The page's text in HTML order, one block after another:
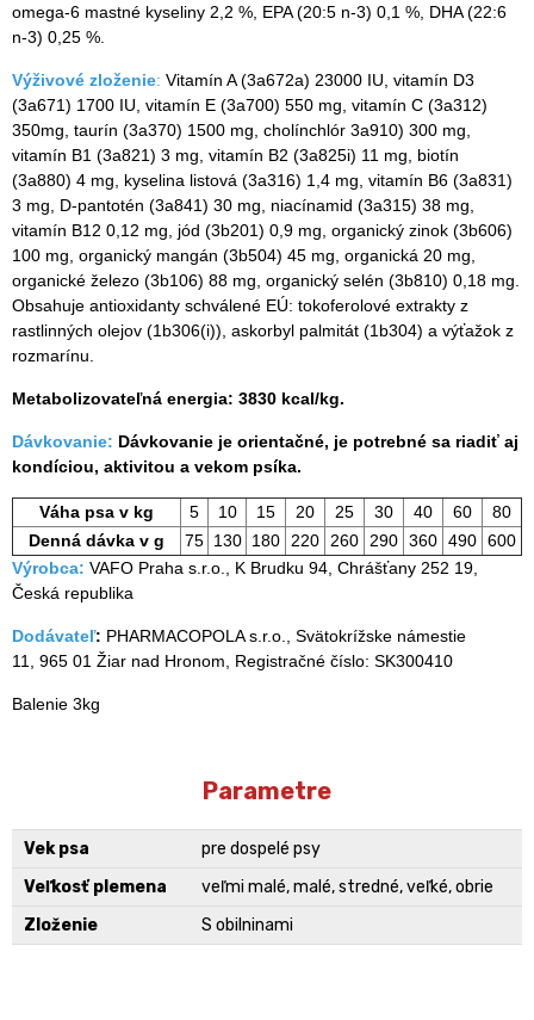
omega-6 mastné kyseliny 2,2 %, EPA (20:5 n-3) 0,1 %, DHA (22:6
n-3) 0,25 %.
Výživové zloženie: Vitamín A (3a672a) 23000 IU, vitamín D3
(3a671) 1700 IU, vitamín E (3a700) 550 mg, vitamín C (3a312)
350mg, taurín (3a370) 1500 mg, cholínchlór 3a910) 300 mg,
vitamín B1 (3a821) 3 mg, vitamín B2 (3a825i) 11 mg, biotín
(3a880) 4 mg, kyselina listová (3a316) 1,4 mg, vitamín B6 (3a831)
3 mg, D-pantotén (3a841) 30 mg, niacínamid (3a315) 38 mg,
vitamín B12 0,12 mg, jód (3b201) 0,9 mg, organický zinok (3b606)
100 mg, organický mangán (3b504) 45 mg, organická 20 mg,
organické železo (3b106) 88 mg, organický selén (3b810) 0,18 mg.
Obsahuje antioxidanty schválené EÚ: tokoferolové extrakty z
rastlinných olejov (1b306(i)), askorbyl palmitát (1b304) a výťažok z
rozmarínu.
Metabolizovateľná energia: 3830 kcal/kg.
Dávkovanie: Dávkovanie je orientačné, je potrebné sa riadiť aj
kondíciou, aktivitou a vekom psíka.
Váha psa v kg 5 10 15 20 25 30 40 60
80
Denná dávka v g
75 130 180 220 260 290 360 490 600
Výrobca: VAFO Praha s.r.o., K Brudku 94, Chrášťany 252 19,
Česká republika
Dodávateľ: PHARMACOPOLA s.r.o., Svätokrížske námestie
11, 965 01 Žiar nad Hronom, Registračné číslo: SK300410
Balenie 3kg
Parametre
Vek psa
pre dospelé psy
Veľkosť plemena
veľmi malé, malé, stredné, veľké, obrie
Zloženie
S obilninami